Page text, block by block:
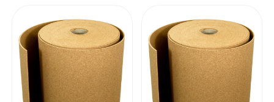
KOSZYKA KOSZYKA